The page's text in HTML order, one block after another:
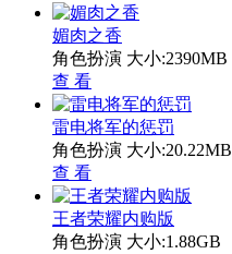
媚肉之香
角色扮演 大小:2390MB
查 看
雷电将军的惩罚
角色扮演 大小:20.22MB
查 看
王者荣耀内购版
角色扮演 大小:1.88GB